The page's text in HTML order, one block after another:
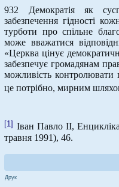
932 Демократія як
забезпечення гідності
турботи про спільне
може вважатися
«Церква цінує
забезпечує громадянам
можливість контролювати
це потрібно, мирним
[1] Іван Павло ІІ,
травня 1991), 46.
Друк